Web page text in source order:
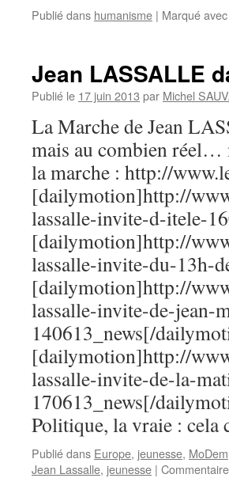
Publié dans humanisme | Marqué avec
Jean LASSALLE
Publié le 17 juin 2013 par Michel
La Marche de Jean
mais au combien réel…
la marche : http://
[dailymotion]http://
lassalle-invite-d-itele-
[dailymotion]http://
lassalle-invite-du-13h-
[dailymotion]http://
lassalle-invite-de-jean-
140613_news[/
[dailymotion]http://
lassalle-invite-de-la-
170613_news[/
Politique, la vraie :
Publié dans Europe, jeunesse, MoDem
Jean Lassalle, jeunesse |